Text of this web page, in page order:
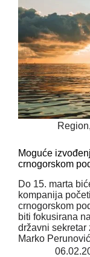
Region
Moguće
crnogorskom
Do 15. marta
kompanija
crnogorskom
biti fokusirana
državni sekretar
Marko